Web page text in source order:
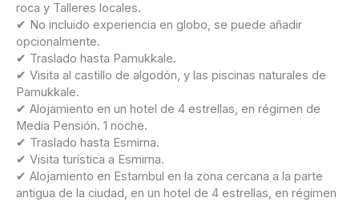
roca y Talleres locales.
✔ No incluido experiencia en globo, se puede añadir
opcionalmente.
✔ Traslado hasta Pamukkale.
✔ Visita al castillo de algodón, y las piscinas naturales de
Pamukkale.
✔ Alojamiento en un hotel de 4 estrellas, en régimen de
Media Pensión. 1 noche.
✔ Traslado hasta Esmirna.
✔ Visita turística a Esmirna.
✔ Alojamiento en Estambul en la zona cercana a la parte
antigua de la ciudad, en un hotel de 4 estrellas, en régimen